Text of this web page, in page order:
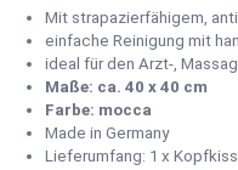
Mit strapazierfähigem,
einfache Reinigung mit
ideal für den Arzt-,
Maße: ca. 40 x 40 cm
Farbe: mocca
Made in Germany
Lieferumfang: 1 x